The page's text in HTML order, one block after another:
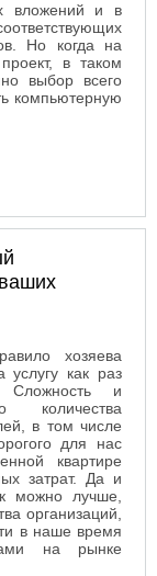
вложений и в
Но когда на
в таком
выбор всего
компьютерную
хозяева
как раз
и
количества
в том числе
для нас
квартире
затрат. Да и
можно лучше,
организаций,
в наше время
на рынке